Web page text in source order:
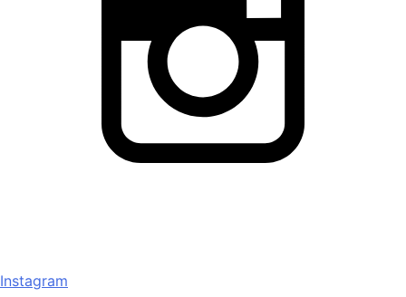
Instagram